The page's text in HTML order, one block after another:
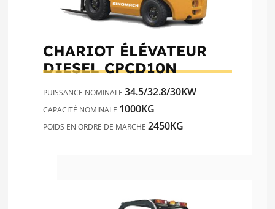
CHARIOT ÉLÉVATEUR
DIESELCPCD10N
PUISSANCE NOMINALE34.5/32.8/30KW
CAPACITÉ NOMINALE 1000KG
POIDS EN ORDRE DE MARCHE2450KG